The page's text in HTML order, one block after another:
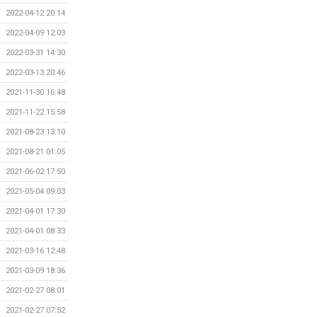
2022-04-12 20:14
2022-04-09 12:03
2022-03-31 14:30
2022-03-13 20:46
2021-11-30 16:48
2021-11-22 15:58
2021-08-23 13:10
2021-08-21 01:05
2021-06-02 17:50
2021-05-04 09:03
2021-04-01 17:30
2021-04-01 08:33
2021-03-16 12:48
2021-03-09 18:36
2021-02-27 08:01
2021-02-27 07:52